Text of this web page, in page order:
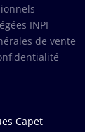
INPI
de vente
Capet